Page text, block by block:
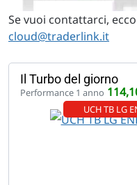
Se vuoi contattarci,
cloud@traderlink.it
Il Turbo del giorno
Performance 1 anno
UCH TB LG